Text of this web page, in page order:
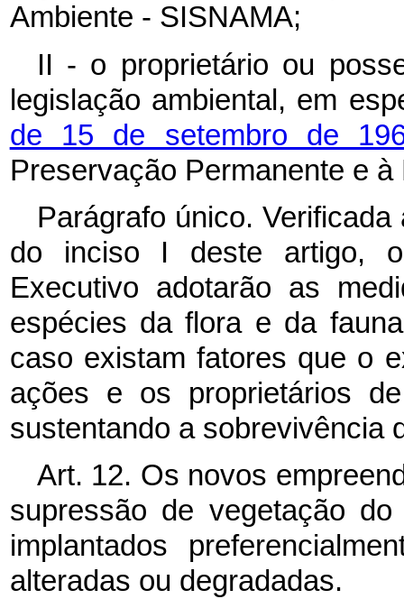
Ambiente - SISNAMA;
II - o proprietário ou
legislação ambiental, em
de 15 de setembro de
Preservação Permanente e
Parágrafo único.
do inciso I deste artigo,
Executivo adotarão as
espécies da flora e da
caso existam fatores que o
ações e os proprietários
sustentando a sobrevivência
Art. 12. Os novos
supressão de vegetação
implantados
alteradas ou degradadas.